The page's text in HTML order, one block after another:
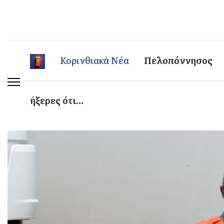
Κορινθιακά Νέα Πελοπόννησος
ήξερες ότι...